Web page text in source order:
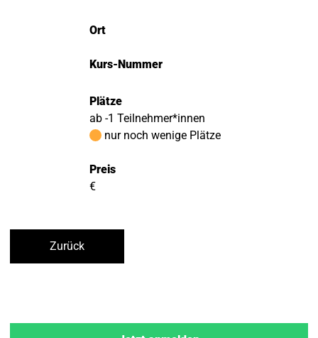
Ort
Kurs-Nummer
Plätze
ab -1 Teilnehmer*innen
nur noch wenige Plätze
Preis
€
Zurück